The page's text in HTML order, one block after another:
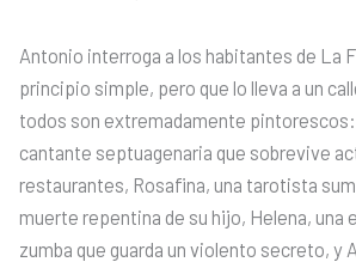
Antonio interroga a los habitantes de La
principio simple, pero que lo lleva a un
todos son extremadamente pintorescos:
cantante septuagenaria que sobrevive
restaurantes, Rosafina, una tarotista
muerte repentina de su hijo, Helena, una
zumba que guarda un violento secreto, y